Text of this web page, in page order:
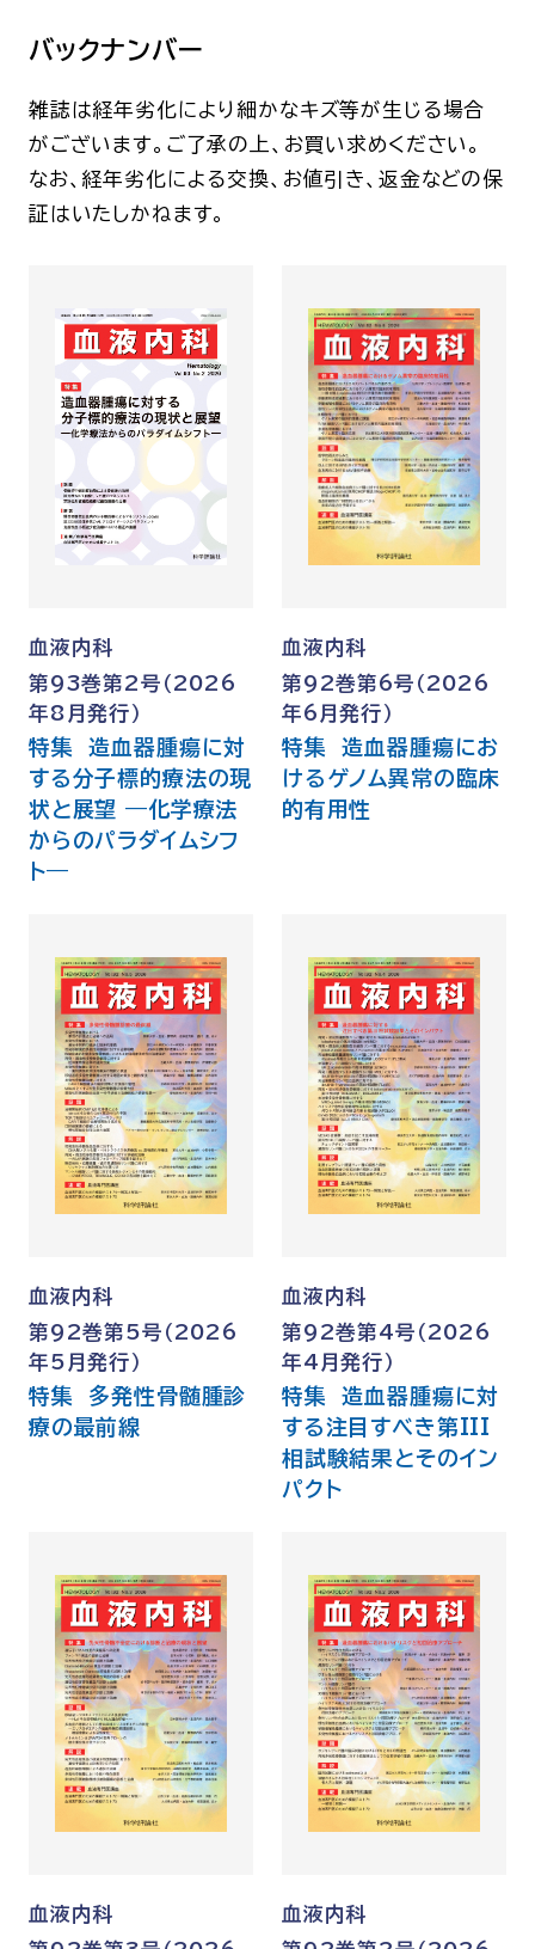
バックナンバー
雑誌は経年劣化により細かなキズ等が生じる場合
がございます。ご了承の上、お買い求めください。
なお、経年劣化による交換、お値引き、返金などの保
証はいたしかねます。
血液内科
第93巻第2号（2026
年8月発行）
特集 造血器腫瘍に対
する分子標的療法の現
状と展望 —化学療法
からのパラダイムシフ
ト—
血液内科
第92巻第6号（2026
年6月発行）
特集 造血器腫瘍にお
けるゲノム異常の臨床
的有用性
血液内科
第92巻第5号（2026
年5月発行）
特集 多発性骨髄腫診
療の最前線
血液内科
第92巻第4号（2026
年4月発行）
特集 造血器腫瘍に対
する注目すべき第III
相試験結果とそのイン
パクト
血液内科
血液内科